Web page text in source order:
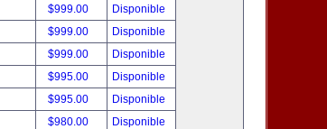
$999.00
Disponible
$999.00
Disponible
$999.00
Disponible
$995.00
Disponible
$995.00
Disponible
$980.00
Disponible